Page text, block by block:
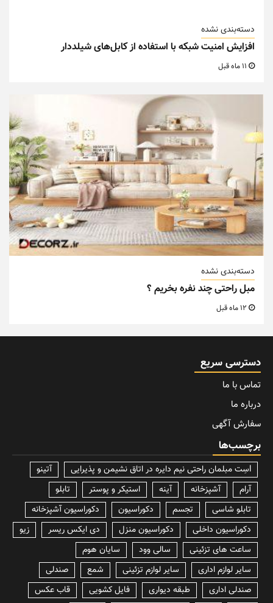
دسته‌بندی نشده
افزایش امنیت شبکه با استفاده از کابل‌های شیلددار
دسته‌بندی نشده
مبل راحتی چند نفره بخریم ؟
دسترسی سریع
تماس با ما
درباره ما
سفارش آگهی
برچسب‌ها
lسِت مبلمان راحتی نیم دایره در اتاق نشیمن و پذیرایی
آتینو
آرام
آشپزخانه آینه استیکر و پوستر
تابلو
تابلو شاسی
تجسم دکوراسیون
دکوراسیون آشپزخانه
دکوراسیون داخلی
دکوراسیون منزل دی ایکس ریسر
زیو
ساعت های تزئینی
سالی وود
سایان هوم
سایر لوازم اداری
سایر لوازم تزئینی شمع
صندلی
صندلی اداری
طبقه دیواری فایل کشویی
قاب عکس